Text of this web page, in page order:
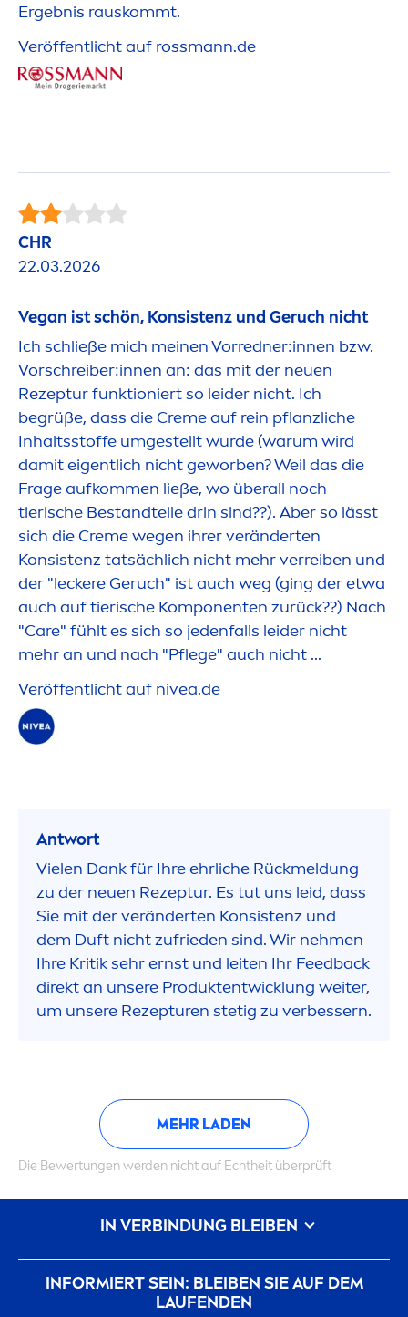
Ergebnis rauskommt.
Veröffentlicht auf rossmann.de
CHR
22.03.2026
Vegan ist schön, Konsistenz und Geruch nicht
Ich schließe mich meinen Vorredner:innen bzw.
Vorschreiber:innen an: das mit der neuen
Rezeptur funktioniert so leider nicht. Ich
begrüße, dass die Cremeauf rein pflanzliche
Inhaltsstoffe umgestellt wurde (warum wird
damit eigentlich nicht geworben? Weil das die
Frage aufkommen ließe, wo überall noch
tierische Bestandteile drin sind??). Aber so lässt
sich die Cremewegen ihrer veränderten
Konsistenz tatsächlich nicht mehr verreiben und
der "leckere Geruch" ist auch weg (ging der etwa
auch auf tierische Komponenten zurück??) Nach
"Care" fühlt es sich so jedenfalls leider nicht
mehr an und nach "Pflege" auch nicht ...
Veröffentlicht auf nivea.de
Antwort
Vielen Dank für Ihre ehrliche Rückmeldung
zu der neuen Rezeptur. Es tut uns leid, dass
Sie mit der veränderten Konsistenz und
dem Duft nicht zufrieden sind. Wir nehmen
Ihre Kritik sehr ernst und leiten Ihr Feedback
direkt an unsere Produktentwicklung weiter,
um unsere Rezepturen stetig zu verbessern.
MEHR LADEN
Die Bewertungen werden nicht auf Echtheit überprüft
INFORMIERT SEIN: BLEIBEN SIE AUF DEM
LAUFENDEN
IN VERBINDUNG BLEIBEN